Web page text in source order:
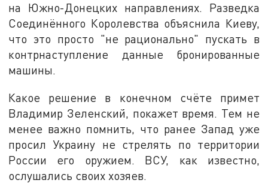
на Южно-Донецких направлениях. Разведка
Соединённого Королевства объяснила Киеву,
что это просто "не рационально" пускать в
контрнаступление данные бронированные
машины.
Какое решение в конечном счёте примет
Владимир Зеленский, покажет время. Тем не
менее важно помнить, что ранее Запад уже
просил Украину не стрелять по территории
России его оружием. ВСУ, как известно,
ослушались своих хозяев.